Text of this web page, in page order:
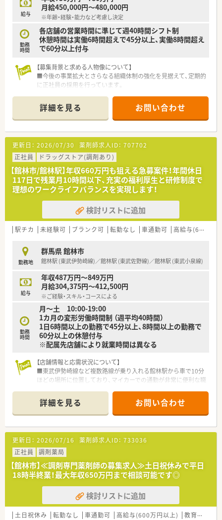
たくさんあります！
給与
月給450,000円～480,000円
※年齢・経験・能力など考慮し決定
勤務
時間
各店舗の営業時間に準じて週40時間シフト制
休憩時間は実働6時間超えで45分以上、実働8時間超え
で60分以上付与
【募集背景と求める人物像について】
■今後の事業拡大とさらなる組織体制の強化を見据えて、定期的
に正社員の採用を行っています。
務を吸収してくださる方を歓迎します。
■地域に根差して長く働きたいという思いがあり、患者様とのコ
ミュニケーションを大切にできる方を求めています。
【求人情報について】
■ご経験や能力を考慮し、ラウンダー薬剤師として年収780万円
までご相談可能な高待遇の求人です。
■住宅手当や退職金制度はもちろん、eラーニング補助などスキ
ルアップを支援する制度も整っています。
【想定される業務内容】
■保険調剤業務全般として、処方箋に基づく調剤、監査、そして
患者様に寄り添った服薬指導をお願いします。
■施設在宅にも取り組んでいるため、外来の調剤業務に加えて在
宅医療の専門スキルも磨くことができます。
剤機器の導入を積極的に推進しています。
詳細を見る お問い合わせ
更新日： 2026/07/30 薬剤師求人ID： 707702
正社員
ドラッグストア(調剤あり)
【館林市/館林駅】年収660万円も狙える急募案件！年間休日
117日で残業月10時間以下、充実の福利厚生と研修制度で
理想のワークライフバランスを実現します！
検討リストに追加
駅チカ 未経験可 ブランク可 転勤なし 車通勤可 高給与(600万円以上)
勤務地
群馬県 館林市
館林駅 (東武伊勢崎線)／館林駅 (東武佐野線)／館林駅 (東武小泉線)
給与
年収487万円～849万円
月給304,375円～412,500円
※ご経験・スキル・コースによる
勤務
時間
月～土 10:00-19:00
1カ月の変形労働時間制 （週平均40時間）
1日6時間以上の勤務で45分以上、8時間以上の勤務で
60分以上の休憩付与
※配属先店舗により就業時間は異なる
【店舗情報と応需状況について】
■東武伊勢崎線など複数路線が乗り入れる館林駅から車で10分
ほどの場所に位置しており、マイカーでの通勤が非常に便利な職
■処方箋は広域の面応需にて1日平均10枚ほどを受け付けてお
り、常勤薬剤師1名体制で一人ひとりの患者様へ丁寧な対応が可
能です。
■開局時間は月曜から土曜の19時までとなっており、ドラッグ
ストア併設店特有の夜遅い時間帯の勤務が発生しないことも魅
力です。
【法人特徴について】
■医薬品の研究開発から製造、販売、調剤運営までを一貫して自
社で行う、国内でも極めて稀な「複合型医薬品企業」です。
■全国に1,200店舗以上を展開する大手チェーンであり、埼玉県
内には最新の研究施設を構えるなど強固な経営基盤を誇りま
す。
■地域の健康ニーズを網羅する店舗づくりを目指しており、何か
詳細を見る お問い合わせ
更新日： 2026/07/16 薬剤師求人ID： 733036
正社員
調剤薬局
【館林市】≪調剤専門薬剤師の募集求人≫土日祝休みで平日
18時半終業！最大年収650万円まで相談可能です◎
検討リストに追加
土日祝休み 転勤なし 車通勤可 高給与(600万円以上) 教育制度あり